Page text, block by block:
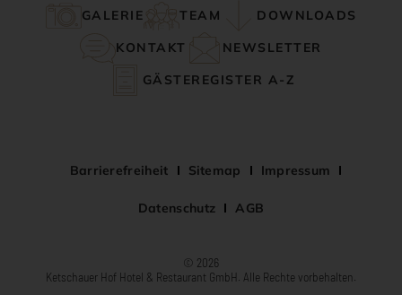
GALERIE TEAM
DOWNLOADS
KONTAKT
NEWSLETTER
GÄSTEREGISTER A-Z
Barrierefreiheit Sitemap Impressum
Datenschutz AGB
© 2026
Ketschauer Hof Hotel & Restaurant GmbH. Alle Rechte vorbehalten.